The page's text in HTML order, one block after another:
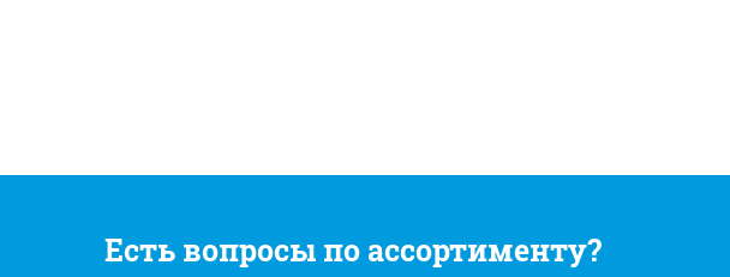
Есть вопросы по ассортименту?